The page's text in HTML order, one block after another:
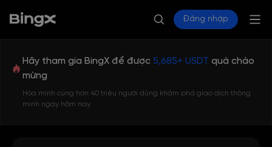
Đăng nhập
Hãy tham gia BingX để được 5,685+ USDT quà chào
mừng
Hòa mình cùng hơn 40 triệu người dùng khám phá giao dịch thông
minh ngay hôm nay